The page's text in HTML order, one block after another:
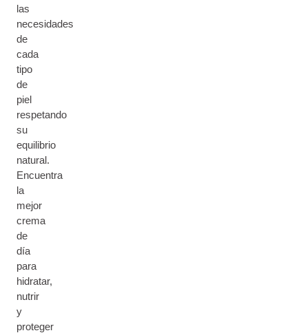
las
necesidades
de
cada
tipo
de
piel
respetando
su
equilibrio
natural.
Encuentra
la
mejor
crema
de
día
para
hidratar,
nutrir
y
proteger